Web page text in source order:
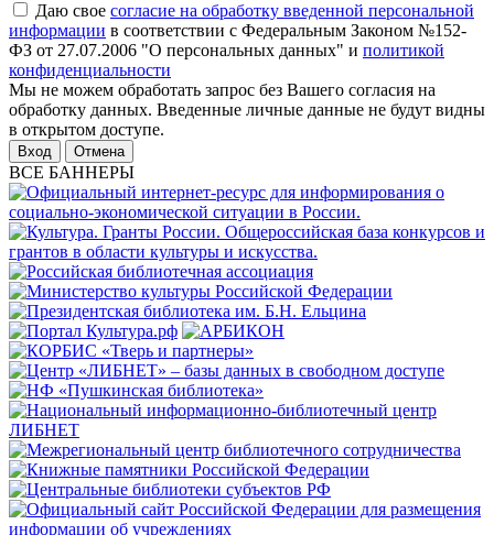
Даю свое согласие на обработку введенной персональной
информации в соответствии с Федеральным Законом №152-
ФЗ от 27.07.2006 "О персональных данных" и политикой
конфиденциальности
Мы не можем обработать запрос без Вашего согласия на
обработку данных. Введенные личные данные не будут видны
в открытом доступе.
Отмена
ВСЕ БАННЕРЫ